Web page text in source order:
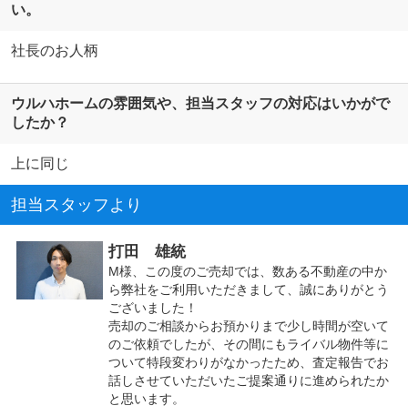
い。
社長のお人柄
ウルハホームの雰囲気や、担当スタッフの対応はいかがで
したか？
上に同じ
担当スタッフより
打田 雄統
M様、この度のご売却では、数ある不動産の中か
ら弊社をご利用いただきまして、誠にありがとう
ございました！
売却のご相談からお預かりまで少し時間が空いて
のご依頼でしたが、その間にもライバル物件等に
ついて特段変わりがなかったため、査定報告でお
話しさせていただいたご提案通りに進められたか
と思います。